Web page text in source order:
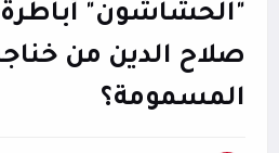
"الحشاشون"
صلاح الدين من
المسمومة؟